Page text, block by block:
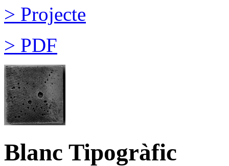
> Projecte
> PDF
Blanc Tipogràfic